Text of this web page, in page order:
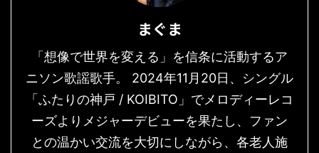
まぐま
「想像で世界を変える」を信条に活動するア
ニソン歌謡歌手。 2024年11月20日、シングル
「ふたりの神戸 / KOIBITO」でメロディーレコ
ーズよりメジャーデビューを果たし、ファン
との温かい交流を大切にしながら、各老人施